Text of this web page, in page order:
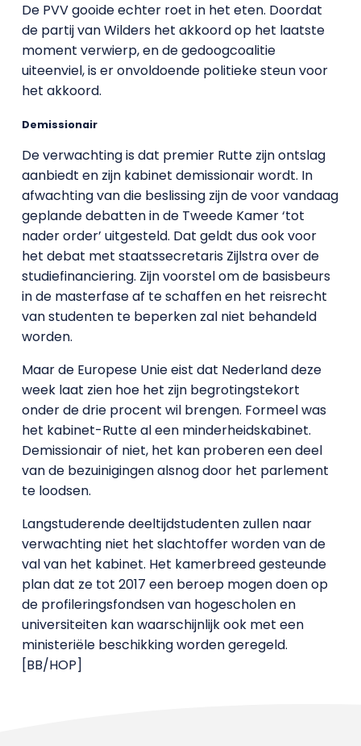
De PVV gooide echter roet in het eten. Doordat
de partij van Wilders het akkoord op het laatste
moment verwierp, en de gedoogcoalitie
uiteenviel, is er onvoldoende politieke steun voor
het akkoord.
Demissionair
De verwachting is dat premier Rutte zijn ontslag
aanbiedt en zijn kabinet demissionair wordt. In
afwachting van die beslissing zijn de voor vandaag
geplande debatten in de Tweede Kamer ‘tot
nader order’ uitgesteld. Dat geldt dus ook voor
het debat met staatssecretaris Zijlstra over de
studiefinanciering. Zijn voorstel om de basisbeurs
in de masterfase af te schaffen en het reisrecht
van studenten te beperken zal niet behandeld
worden.
Maar de Europese Unie eist dat Nederland deze
week laat zien hoe het zijn begrotingstekort
onder de drie procent wil brengen. Formeel was
het kabinet-Rutte al een minderheidskabinet.
Demissionair of niet, het kan proberen een deel
van de bezuinigingen alsnog door het parlement
te loodsen.
Langstuderende deeltijdstudenten zullen naar
verwachting niet het slachtoffer worden van de
val van het kabinet. Het kamerbreed gesteunde
plan dat ze tot 2017 een beroep mogen doen op
de profileringsfondsen van hogescholen en
universiteiten kan waarschijnlijk ook met een
ministeriële beschikking worden geregeld.
[BB/HOP]